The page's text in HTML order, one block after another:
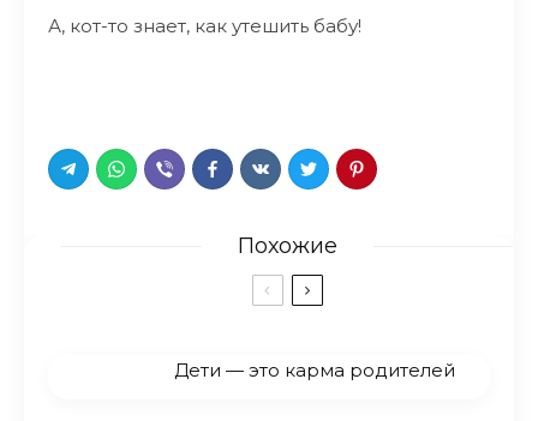
А, кот-то знает, как утешить бабу!
Похожие
Дети — это карма родителей